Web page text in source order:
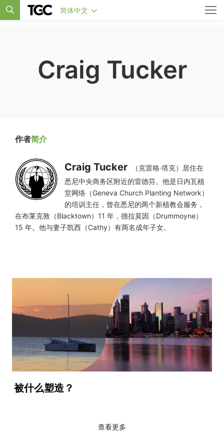
简体中文
Craig Tucker
作者简介
Craig Tucker
（克雷格·塔克）居住在
悉尼中央商务区附近的雷德芬。他是日内瓦植
堂网络（Geneva Church Planting Network）
的培训主任，曾在悉尼的两个新植教会服务，
在布莱克敦（Blacktown）11 年，德拉莫因（Drummoyne）
15 年。他与妻子凯西（Cathy）有两名成年子女。
被什么塑造？
查看更多